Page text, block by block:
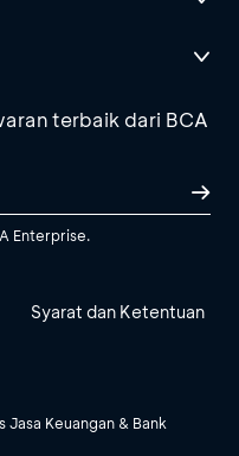
terbaik dari BCA
Enterprise.
Syarat dan Ketentuan
Keuangan & Bank